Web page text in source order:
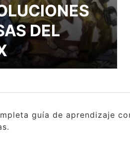
DEL
guía de aprendizaje